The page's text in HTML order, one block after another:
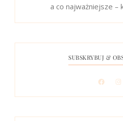
a co najważniejsze –
SUBSKRYBUJ &